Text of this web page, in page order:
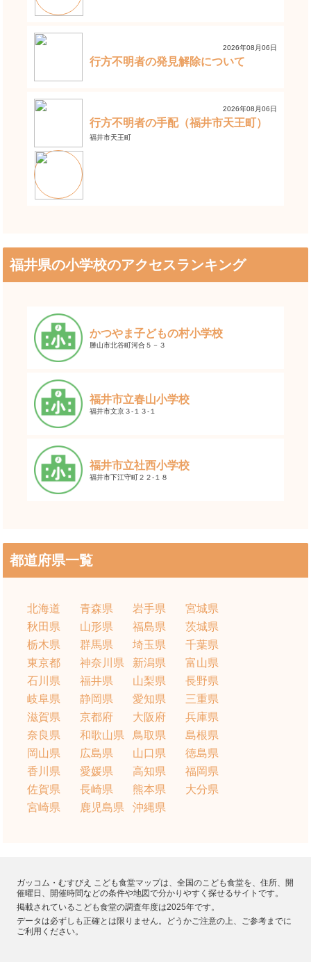
2026年08月06日
行方不明者の発見解除について
2026年08月06日
行方不明者の手配（福井市天王町）
福井市天王町
福井県の小学校のアクセスランキング
かつやま子どもの村小学校
勝山市北谷町河合５－３
福井市立春山小学校
福井市文京３-１３-１
福井市立社西小学校
福井市下江守町２２-１８
都道府県一覧
北海道 青森県 岩手県
宮城県
秋田県
山形県 福島県
茨城県
栃木県
群馬県 埼玉県
千葉県
東京都
神奈川県 新潟県
富山県
石川県
福井県 山梨県
長野県
岐阜県
静岡県 愛知県
三重県
滋賀県
京都府 大阪府
兵庫県
奈良県
和歌山県 鳥取県
島根県
岡山県
広島県 山口県
徳島県
香川県
愛媛県 高知県
福岡県
佐賀県
長崎県 熊本県
大分県
宮崎県
鹿児島県 沖縄県
ガッコム・むすびえ こども食堂マップは、全国のこども食堂を、住所、開
催曜日、開催時間などの条件や地図で分かりやすく探せるサイトです。
掲載されているこども食堂の調査年度は2025年です。
データは必ずしも正確とは限りません。どうかご注意の上、ご参考までに
ご利用ください。